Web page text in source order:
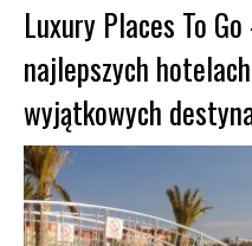
Luxury Places To
najlepszych
wyjątkowych